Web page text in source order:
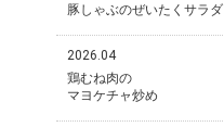
豚しゃぶのぜいたくサラダ
2026.04
鶏むね肉の
マヨケチャ炒め